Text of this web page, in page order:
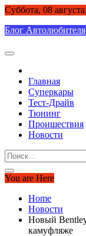
Skip
content
Суббота, 08
Блог Автолюбителя
Главная
Суперкары
Тест-Драйв
Тюнинг
Проишествия
Новости
Найти:
You are Here
Home
Новости
Новый
камуфляже